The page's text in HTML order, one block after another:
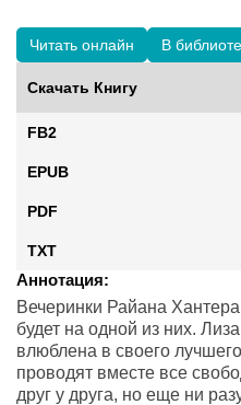
Читать онлайн В
Скачать Книгу
FB2
EPUB
PDF
TXT
Аннотация:
Вечеринки Райана
будет на одной из них.
влюблена в своего
проводят вместе все
друг у друга, но еще ни